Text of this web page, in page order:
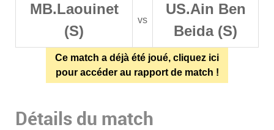
MB.Laouinet
(S)
vs
US.Ain Ben
Beida (S)
Ce match a déjà été joué, cliquez ici
pour accéder au rapport de match !
Détails du match